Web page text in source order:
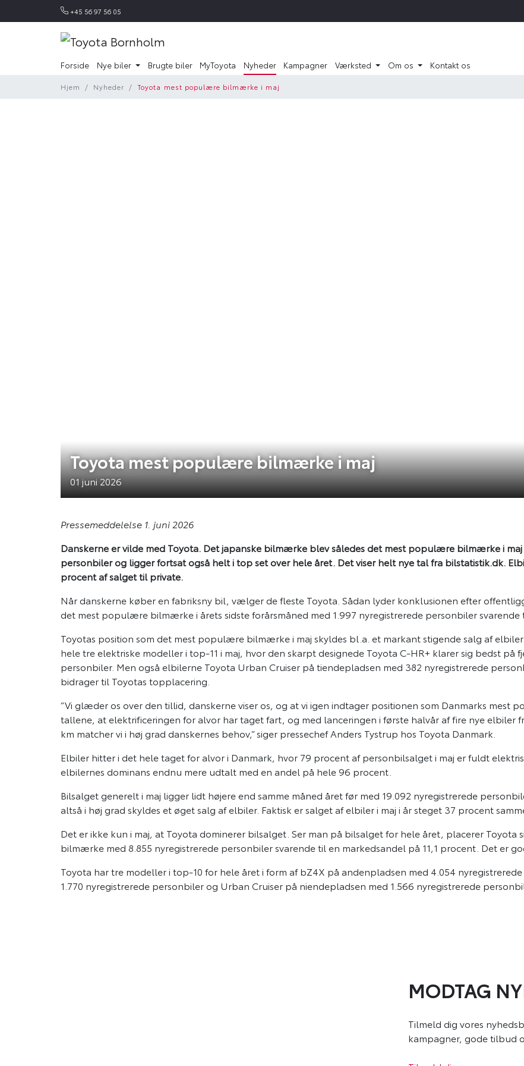
+45 56 97 56 05
Forside Nye biler Brugte biler MyToyota Nyheder Kampagner Værksted Om os Kontakt os
Hjem Nyheder Toyota mest populære bilmærke i maj
Toyota mest populære bilmærke i maj
01 juni 2026
Pressemeddelelse 1. juni 2026
Danskerne er vilde med Toyota. Det japanske bilmærke blev således det mest populære bilmærke i maj
personbiler og ligger fortsat også helt i top set over hele året. Det viser helt nye tal fra bilstatistik.dk.
procent af salget til private.
Når danskerne køber en fabriksny bil, vælger de fleste Toyota. Sådan lyder konklusionen efter
det mest populære bilmærke i årets sidste forårsmåned med 1.997 nyregistrerede personbiler svarende
Toyotas position som det mest populære bilmærke i maj skyldes bl.a. et markant stigende salg af
hele tre elektriske modeller i top-11 i maj, hvor den skarpt designede Toyota C-HR+ klarer sig bedst på
personbiler. Men også elbilerne Toyota Urban Cruiser på tiendepladsen med 382 nyregistrerede
bidrager til Toyotas topplacering.
”Vi glæder os over den tillid, danskerne viser os, og at vi igen indtager positionen som Danmarks
tallene, at elektrificeringen for alvor har taget fart, og med lanceringen i første halvår af fire nye elbiler
km matcher vi i høj grad danskernes behov,” siger pressechef Anders Tystrup hos Toyota Danmark.
Elbiler hitter i det hele taget for alvor i Danmark, hvor 79 procent af personbilsalget i maj er fuldt
elbilernes dominans endnu mere udtalt med en andel på hele 96 procent.
Bilsalget generelt i maj ligger lidt højere end samme måned året før med 19.092 nyregistrerede
altså i høj grad skyldes et øget salg af elbiler. Faktisk er salget af elbiler i maj i år steget 37 procent
Det er ikke kun i maj, at Toyota dominerer bilsalget. Ser man på bilsalget for hele året, placerer
bilmærke med 8.855 nyregistrerede personbiler svarende til en markedsandel på 11,1 procent. Det er
Toyota har tre modeller i top-10 for hele året i form af bZ4X på andenpladsen med 4.054
1.770 nyregistrerede personbiler og Urban Cruiser på niendepladsen med 1.566 nyregistrerede
MODTAG
Tilmeld dig vores
kampagner, gode tilbud